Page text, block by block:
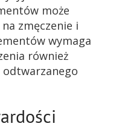
może
zmęczenie i
wymaga
również
odtwarzanego